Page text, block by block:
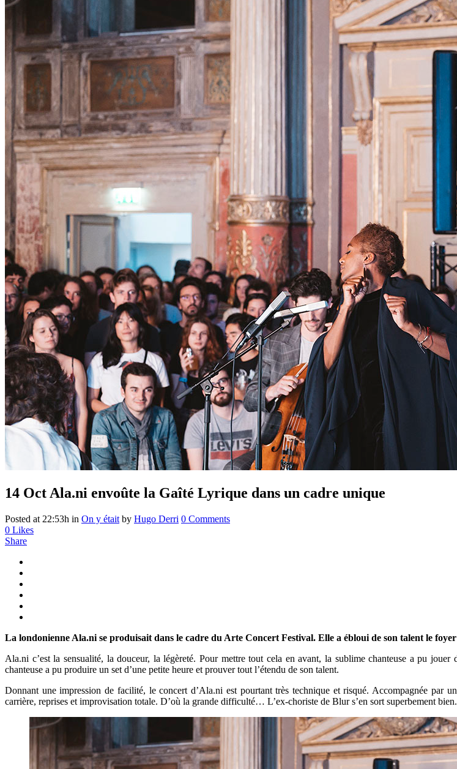
14 Oct Ala.ni envoûte la Gaîté Lyrique dans un cadre unique
Posted at 22:53h in On y était by Hugo Derri 0 Comments
0 Likes
Share
La londonienne Ala.ni se produisait dans le cadre du Arte Concert Festival. Elle a ébloui de son talent le
Ala.ni c’est la sensualité, la douceur, la légèreté. Pour mettre tout cela en avant, la sublime chanteuse a pu
chanteuse a pu produire un set d’une petite heure et prouver tout l’étendu de son talent.
Donnant une impression de facilité, le concert d’Ala.ni est pourtant très technique et risqué. Accompagnée par
carrière, reprises et improvisation totale. D’où la grande difficulté… L’ex-choriste de Blur s’en sort superbement